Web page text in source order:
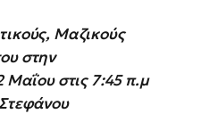
Μαζικούς
στην
Μαΐου στις 7:45 π.μ